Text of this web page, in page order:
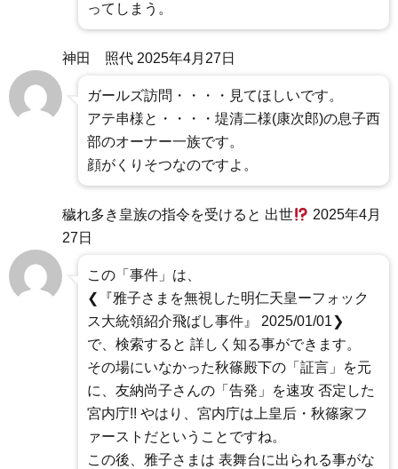
ってしまう。
神田 照代 2025年4月27日
ガールズ訪問・・・・見てほしいです。
アテ串様と・・・・堤清二様(康次郎)の息子西
部のオーナー一族です。
顔がくりそつなのですよ。
穢れ多き皇族の指令を受けると 出世
2025年4月
27日
この「事件」は、
❮『雅子さまを無視した明仁天皇ーフォック
ス大統領紹介飛ばし事件』 2025/01/01❯
で、検索すると 詳しく知る事ができます。
その場にいなかった秋篠殿下の「証言」を元
に、友納尚子さんの「告発」を速攻 否定した
宮内庁!! やはり、宮内庁は上皇后・秋篠家フ
ァーストだということですね。
この後、雅子さまは 表舞台に出られる事がな